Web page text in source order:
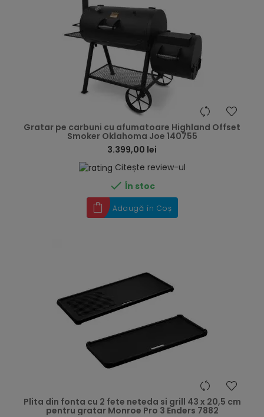
Gratar pe carbuni cu afumatoare Highland Offset
Smoker Oklahoma Joe 140755
3.399,00 lei
Citește review-ul
 În stoc
Adaugă în Coș
Plita din fonta cu 2 fete neteda si grill 43 x 20,5 cm
pentru gratar Monroe Pro 3 Enders 7882